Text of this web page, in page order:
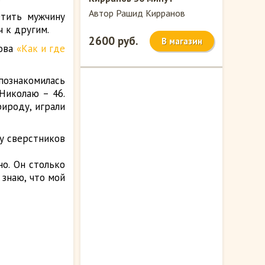
мужчину
к другим.
«Как и где
– 46.
играли
сверстников
Он столько
что мой
Автор Рашид Кирранов
2600 руб. В магазин